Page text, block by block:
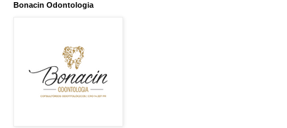
Bonacin Odontologia